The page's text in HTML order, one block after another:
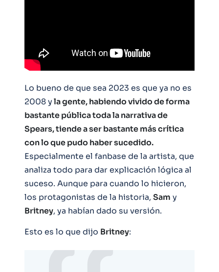
Lo bueno de que sea 2023 es que ya no es
2008 yla gente, habiendo vivido de forma
bastante pública toda la narrativa de
Spears, tiende a ser bastante más crítica
con lo que pudo haber sucedido.
Especialmente el fanbase de la artista, que
analiza todo para dar explicación lógica al
suceso. Aunque para cuando lo hicieron,
los protagonistas de la historia, Sam y
Britney, ya habían dado su versión.
Esto es lo que dijo Britney: